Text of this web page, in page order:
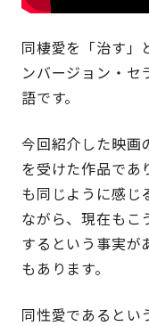
同棲愛を「治す」
ンバージョン・セ
語です。
今回紹介した映画
を受けた作品であ
も同じように感じ
ながら、現在もこ
するという事実が
もあります。
同性愛であるとい